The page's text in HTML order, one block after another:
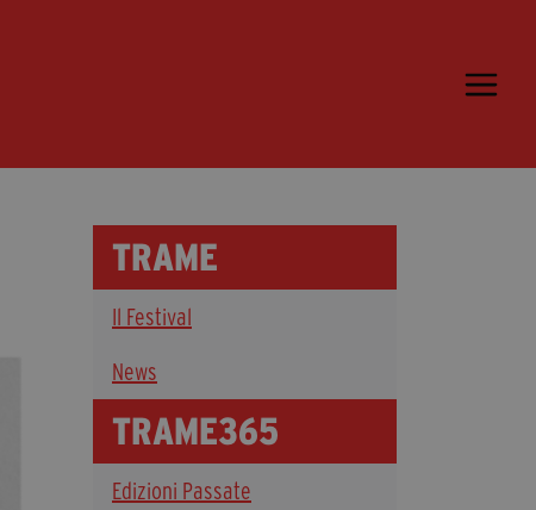
Ospiti
Media & Press
Accrediti Stampa
Cartella Stampa
Rassegna Stampa
TRAME
Il Festival
News
TRAME365
Edizioni Passate